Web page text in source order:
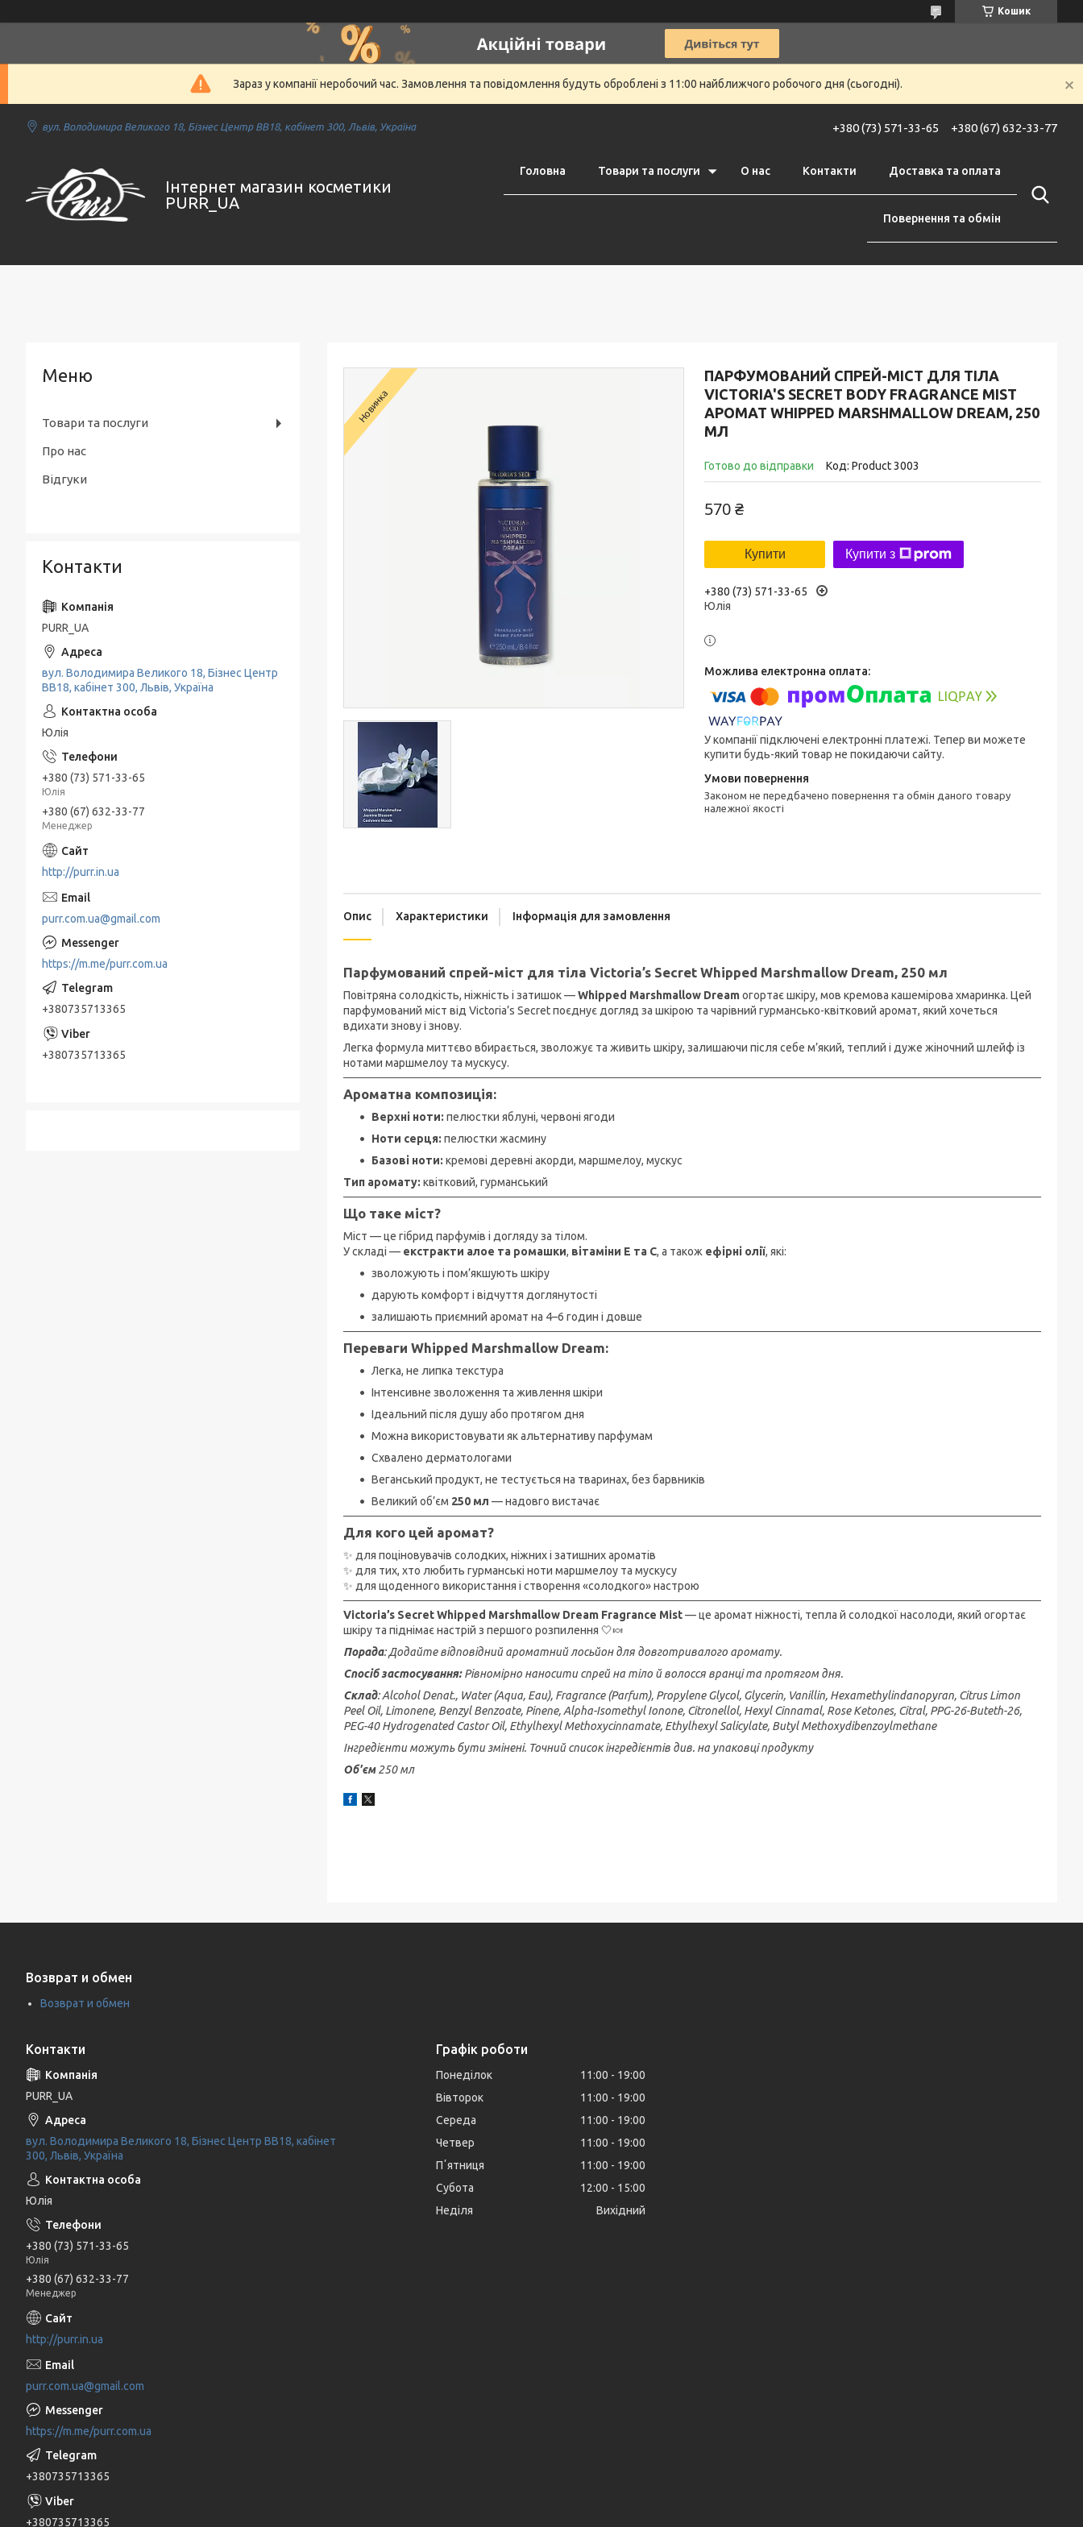
Кошик
Зараз у компанії неробочий час. Замовлення та повідомлення будуть оброблені з 11:00 найближчого робочого дня (сьогодні).
вул. Володимира Великого 18, Бізнес Центр ВВ18, кабінет 300, Львів, Україна +380 (73) 571-33-65 +380 (67) 632-33-77
Інтернет магазин косметики
PURR_UA
Головна Товари та послуги О нас Контакти Доставка та оплата
Повернення та обмін
ПАРФУМОВАНИЙ СПРЕЙ-МІСТ ДЛЯ ТІЛА
VICTORIA'S SECRET BODY FRAGRANCE MIST
АРОМАТ WHIPPED MARSHMALLOW DREAM, 250
МЛ
Готово до відправки Код: Product 3003
570 ₴
Купити Купити з
+380 (73) 571-33-65
Юлія
У компанії підключені електронні платежі. Тепер ви можете
купити будь-який товар не покидаючи сайту.
Законом не передбачено повернення та обмін даного товару
належної якості
Новинка
Опис Характеристики Інформація для замовлення
Парфумований спрей-міст для тіла Victoria’s Secret Whipped Marshmallow Dream, 250 мл
Повітряна солодкість, ніжність і затишок —Whipped Marshmallow Dream огортає шкіру, мов кремова кашемірова хмаринка. Цей
парфумований міст від Victoria’s Secret поєднує догляд за шкірою та чарівний гурмансько-квітковий аромат, який хочеться
вдихати знову і знову.
Легка формула миттєво вбирається, зволожує та живить шкіру, залишаючи після себе м’який, теплий і дуже жіночний шлейф із
нотами маршмелоу та мускусу.
Ароматна композиція:
Верхні ноти: пелюстки яблуні, червоні ягоди
Ноти серця: пелюстки жасмину
Базові ноти: кремові деревні акорди, маршмелоу, мускус
Тип аромату: квітковий, гурманський
Що таке міст?
Міст — це гібрид парфумів і догляду за тілом.
У складі — екстракти алое та ромашки, вітаміни E та C, а також ефірні олії, які:
зволожують і пом’якшують шкіру
дарують комфорт і відчуття доглянутості
залишають приємний аромат на 4–6 годин і довше
Переваги Whipped Marshmallow Dream:
Легка, не липка текстура
Інтенсивне зволоження та живлення шкіри
Ідеальний після душу або протягом дня
Можна використовувати як альтернативу парфумам
Схвалено дерматологами
Веганський продукт, не тестується на тваринах, без барвників
Великий об’єм 250 мл — надовго вистачає
Для кого цей аромат?
✨ для поціновувачів солодких, ніжних і затишних ароматів
✨ для тих, хто любить гурманські ноти маршмелоу та мускусу
✨ для щоденного використання і створення «солодкого» настрою
Victoria’s Secret Whipped Marshmallow Dream Fragrance Mist— це аромат ніжності, тепла й солодкої насолоди, який огортає
шкіру та піднімає настрій з першого розпилення 🤍🍬
Порада: Додайте відповідний ароматний лосьйон для довготривалого аромату.
Спосіб застосування:Рівномірно наносити спрей на тіло й волосся вранці та протягом дня.
Склад: Alcohol Denat., Water (Aqua, Eau), Fragrance (Parfum), Propylene Glycol, Glycerin, Vanillin, Hexamethylindanopyran, Citrus Limon
Peel Oil, Limonene, Benzyl Benzoate, Pinene, Alpha-Isomethyl Ionone, Citronellol, Hexyl Cinnamal, Rose Ketones, Citral, PPG-26-Buteth-26,
PEG-40 Hydrogenated Castor Oil, Ethylhexyl Methoxycinnamate, Ethylhexyl Salicylate, Butyl Methoxydibenzoylmethane
Інгредієнти можуть бути змінені. Точний список інгредієнтів див. на упаковці продукту
Об'єм250 мл
Товари та послуги
Про нас
Відгуки
Контакти
PURR_UA
вул. Володимира Великого 18, Бізнес Центр
ВВ18, кабінет 300, Львів, Україна
Юлія
+380 (73) 571-33-65
Юлія
+380 (67) 632-33-77
Менеджер
http://purr.in.ua
purr.com.ua@gmail.com
https://m.me/purr.com.ua
+380735713365
+380735713365
Возврат и обмен
Возврат и обмен
Контакти
PURR_UA
вул. Володимира Великого 18, Бізнес Центр ВВ18, кабінет
300, Львів, Україна
Юлія
+380 (73) 571-33-65
Юлія
+380 (67) 632-33-77
Менеджер
http://purr.in.ua
purr.com.ua@gmail.com
https://m.me/purr.com.ua
+380735713365
+380735713365
Графік роботи
Понеділок 11:00
19:00
Вівторок
11:00
19:00
Середа
11:00
19:00
Четвер
11:00
19:00
Пʼятниця
11:00
19:00
Субота
12:00
15:00
Неділя
Вихідний